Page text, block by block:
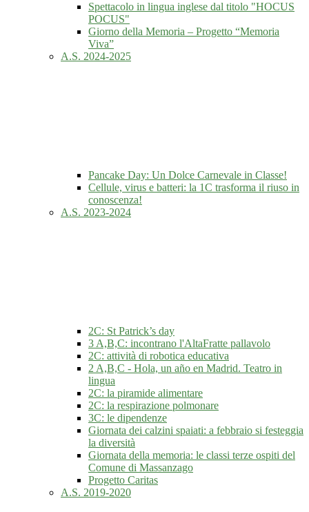
Spettacolo in lingua inglese dal titolo "HOCUS
POCUS"
Giorno della Memoria – Progetto “Memoria
Viva”
A.S. 2024-2025
Pancake Day: Un Dolce Carnevale in Classe!
Cellule, virus e batteri: la 1C trasforma il riuso in
conoscenza!
A.S. 2023-2024
2C: St Patrick’s day
3 A,B,C: incontrano l'AltaFratte pallavolo
2C: attività di robotica educativa
2 A,B,C - Hola, un año en Madrid. Teatro in
lingua
2C: la piramide alimentare
2C: la respirazione polmonare
3C: le dipendenze
Giornata dei calzini spaiati: a febbraio si festeggia
la diversità
Giornata della memoria: le classi terze ospiti del
Comune di Massanzago
Progetto Caritas
A.S. 2019-2020